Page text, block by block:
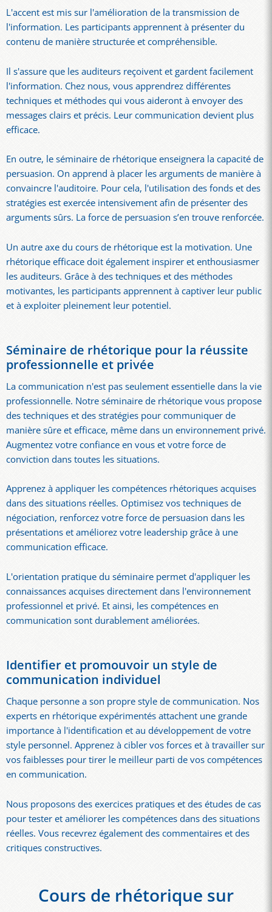
L'accent est mis sur l'amélioration de la transmission de
l'information. Les participants apprennent à présenter du
contenu de manière structurée et compréhensible.
Il s'assure que les auditeurs reçoivent et gardent facilement
l'information. Chez nous, vous apprendrez différentes
techniques et méthodes qui vous aideront à envoyer des
messages clairs et précis. Leur communication devient plus
efficace.
En outre, le séminaire de rhétorique enseignera la capacité de
persuasion. On apprend à placer les arguments de manière à
convaincre l'auditoire. Pour cela, l'utilisation des fonds et des
stratégies est exercée intensivement afin de présenter des
arguments sûrs. La force de persuasion s’en trouve renforcée.
Un autre axe du cours de rhétorique est la motivation. Une
rhétorique efficace doit également inspirer et enthousiasmer
les auditeurs. Grâce à des techniques et des méthodes
motivantes, les participants apprennent à captiver leur public
et à exploiter pleinement leur potentiel.
Séminaire de rhétorique pour la réussite
professionnelle et privée
La communication n'est pas seulement essentielle dans la vie
professionnelle. Notre séminaire de rhétorique vous propose
des techniques et des stratégies pour communiquer de
manière sûre et efficace, même dans un environnement privé.
Augmentez votre confiance en vous et votre force de
conviction dans toutes les situations.
Apprenez à appliquer les compétences rhétoriques acquises
dans des situations réelles. Optimisez vos techniques de
négociation, renforcez votre force de persuasion dans les
présentations et améliorez votre leadership grâce à une
communication efficace.
L'orientation pratique du séminaire permet d'appliquer les
connaissances acquises directement dans l'environnement
professionnel et privé. Et ainsi, les compétences en
communication sont durablement améliorées.
Identifier et promouvoir un style de
communication individuel
Chaque personne a son propre style de communication. Nos
experts en rhétorique expérimentés attachent une grande
importance à l'identification et au développement de votre
style personnel. Apprenez à cibler vos forces et à travailler sur
vos faiblesses pour tirer le meilleur parti de vos compétences
en communication.
Nous proposons des exercices pratiques et des études de cas
pour tester et améliorer les compétences dans des situations
réelles. Vous recevrez également des commentaires et des
critiques constructives.
Cours de rhétorique sur